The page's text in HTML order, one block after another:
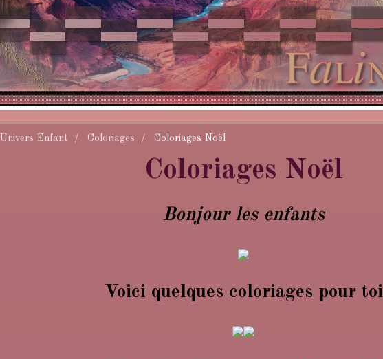
Univers Enfant Coloriages Coloriages Noël
Coloriages Noël
Bonjour les enfants
Voici quelques coloriages pour toi